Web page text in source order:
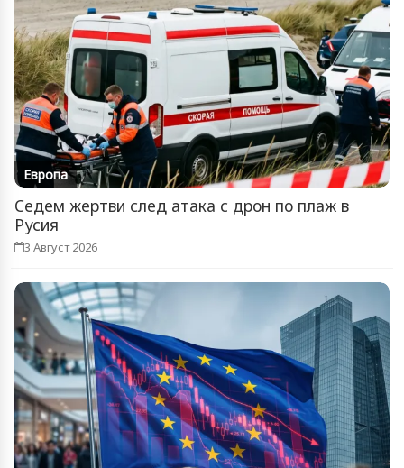
Европа
Седем жертви след атака с дрон по плаж в
Русия
3 Август 2026